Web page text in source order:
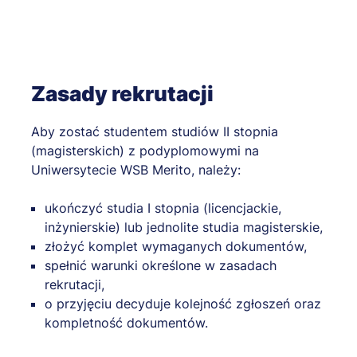
Zasady rekrutacji
Aby zostać studentem studiów II stopnia
(magisterskich) z podyplomowymi na
Uniwersytecie WSB Merito, należy:
ukończyć studia I stopnia (licencjackie,
inżynierskie) lub jednolite studia magisterskie,
złożyć komplet wymaganych dokumentów,
spełnić warunki określone w zasadach
rekrutacji,
o przyjęciu decyduje kolejność zgłoszeń oraz
kompletność dokumentów.